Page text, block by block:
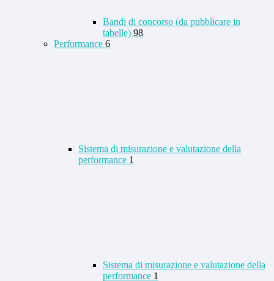
Bandi di concorso (da pubblicare in
tabelle) 98
Performance 6
Sistema di misurazione e valutazione della
performance 1
Sistema di misurazione e valutazione della
performance 1